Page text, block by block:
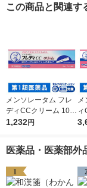
この商品と関連す
メンソレータム フレ
ディCCクリーム 10g
ロート製薬 ★控除★
1,232円
メ
ィ
★
医薬品・医薬部外
1